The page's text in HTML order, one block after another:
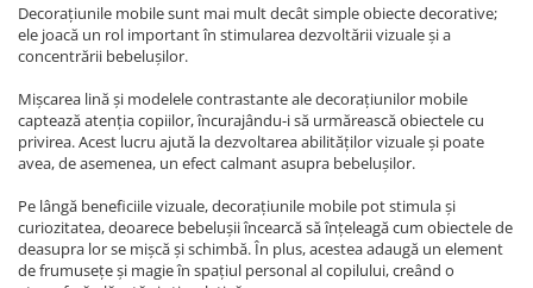
Decorațiunile mobile sunt mai mult decât simple obiecte decorative;
ele joacă un rol important în stimularea dezvoltării vizuale și a
concentrării bebelușilor.
Mișcarea lină și modelele contrastante ale decorațiunilor mobile
captează atenția copiilor, încurajându-i să urmărească obiectele cu
privirea. Acest lucru ajută la dezvoltarea abilităților vizuale și poate
avea, de asemenea, un efect calmant asupra bebelușilor.
Pe lângă beneficiile vizuale, decorațiunile mobile pot stimula și
curiozitatea, deoarece bebelușii încearcă să înțeleagă cum obiectele de
deasupra lor se mișcă și schimbă. În plus, acestea adaugă un element
de frumusețe și magie în spațiul personal al copilului, creând o